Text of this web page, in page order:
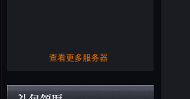
查看更多服务器